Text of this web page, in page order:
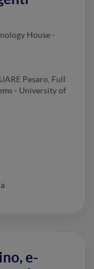
House -
Pesaro, Full
- University of
e-